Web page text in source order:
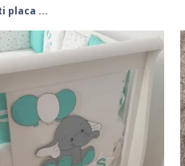
placa ...